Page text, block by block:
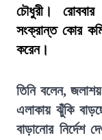
চৌধুরী।
সংক্রান্ত কোর
করেন।
তিনি বলেন,
এলাকায় ঝুঁকি
বাড়ানোর নির্দেশ